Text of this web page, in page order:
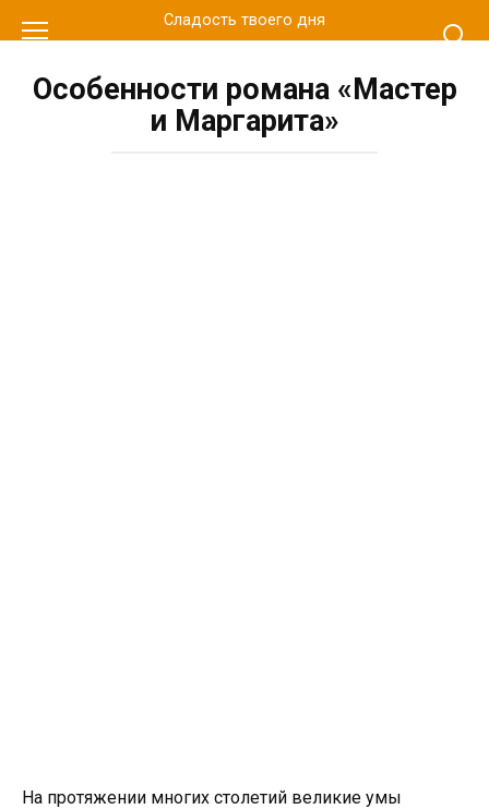
к
Сладость твоего дня
Особенности романа «Мастер
и Маргарита»
На протяжении многих столетий великие умы